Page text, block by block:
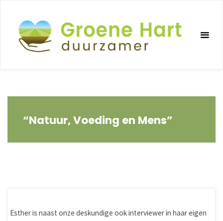
inhoud
“Natuur, Voeding en Mens”
Esther is naast onze deskundige ook interviewer in haar eigen